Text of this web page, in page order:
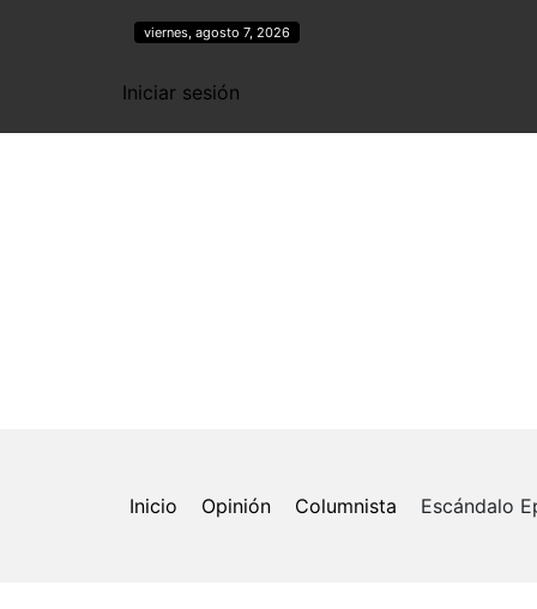
viernes, agosto 7, 2026
Iniciar sesión
Inicio Opinión Columnista Escándalo